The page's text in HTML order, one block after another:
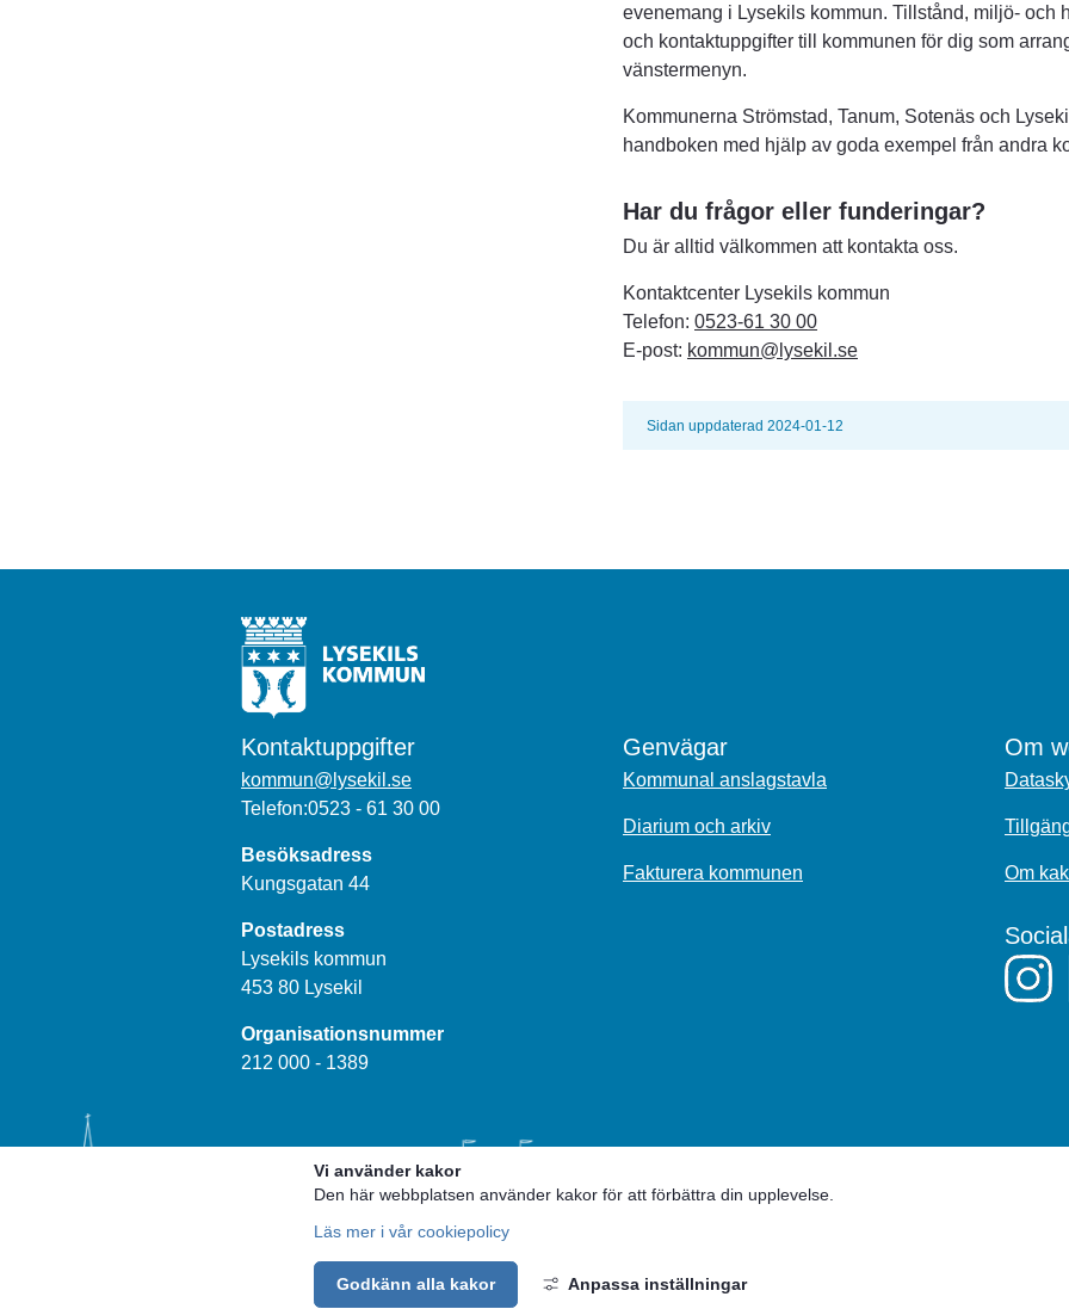
Vi använder kakor
Den här webbplatsen använder kakor för att förbättra din upplevelse.
Läs mer i vår cookiepolicy
Godkänn alla kakor Anpassa inställningar
evenemang i Lysekils kommun. Tillstånd, miljö- och
och kontaktuppgifter till kommunen för dig som
vänstermenyn.
Kommunerna Strömstad, Tanum, Sotenäs och
handboken med hjälp av goda exempel från andra
Har du frågor eller funderingar?
Du är alltid välkommen att kontakta oss.
Kontaktcenter Lysekils kommun
Telefon: 0523-61 30 00
E-post: kommun@lysekil.se
Sidan uppdaterad 2024-01-12
Kontaktuppgifter
kommun@lysekil.se
Telefon:0523 - 61 30 00
Besöksadress
Kungsgatan 44
Postadress
Lysekils kommun
453 80 Lysekil
Organisationsnummer
212 000 - 1389
Genvägar
Kommunal anslagstavla
Diarium och arkiv
Fakturera kommunen
Om
Om